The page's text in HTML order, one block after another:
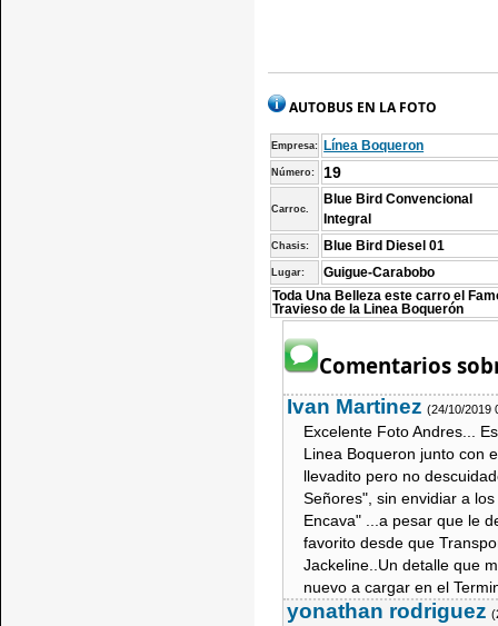
AUTOBUS EN LA FOTO
Empresa: Línea Boqueron
Número: 19
Carroc.
Blue Bird Convencional
Integral
Chasis: Blue Bird Diesel 01
Lugar:
Guigue-Carabobo
Toda Una Belleza este carro el
Travieso de la Linea Boquerón
Comentarios
Ivan Martinez (24/10/2019
Excelente Foto Andres...
Linea Boqueron junto con
llevadito pero no
Señores", sin envidiar a
Encava" ...a pesar que le
favorito desde que
Jackeline..Un detalle que
nuevo a cargar en el
yonathan rodriguez